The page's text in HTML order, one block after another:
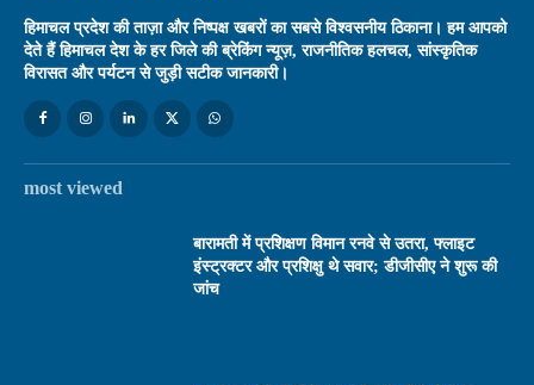
हिमाचल प्रदेश की ताज़ा और निष्पक्ष खबरों का सबसे विश्वसनीय ठिकाना। हम आपको
देते हैं हिमाचल देश के हर जिले की ब्रेकिंग न्यूज़, राजनीतिक हलचल, सांस्कृतिक
विरासत और पर्यटन से जुड़ी सटीक जानकारी।
most viewed
बारामती में प्रशिक्षण विमान रनवे से उतरा, फ्लाइट
इंस्ट्रक्टर और प्रशिक्षु थे सवार; डीजीसीए ने शुरू की
जांच